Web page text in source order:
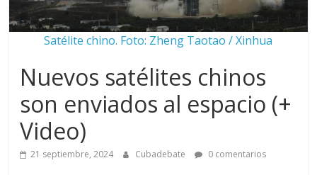
Satélite chino. Foto: Zheng Taotao / Xinhua
Nuevos satélites chinos
son enviados al espacio (+
Video)
21 septiembre, 2024 Cubadebate 0 comentarios